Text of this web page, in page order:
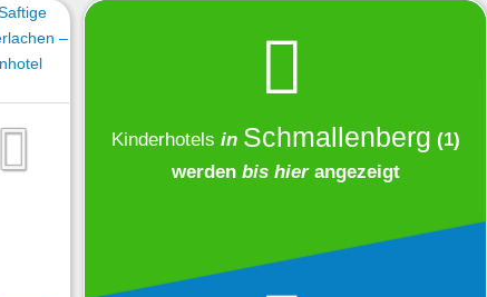
Kinderhotels in Schmallenberg (1)
werden bis hierangezeigt